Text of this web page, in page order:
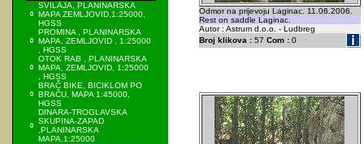
SVILAJA, PLANINARSKA
MAPA ZEMLJOVID,1:25000,
HGSS
PROMINA , PLANINARSKA
MAPA, ZEMLJOVID , 1:25000
, HGSS
OTOK RAB , PLANINARSKA
MAPA, ZEMLJOVID, 1:25000
, HGSS
BRAČ BIKE, BICIKLOM PO
BRAČU, MAPA 1:45000,
HGSS
DINARA-TROGLAVSKA
SKUPINA-ZAPAD
,PLANINARSKA
MAPA,1:25000
Odmor na prijevoju Laginac. 11.06.2006.
Rest on saddle Laginac.
Autor : Astrum d.o.o. - Ludbreg
Broj klikova :57 Com :0